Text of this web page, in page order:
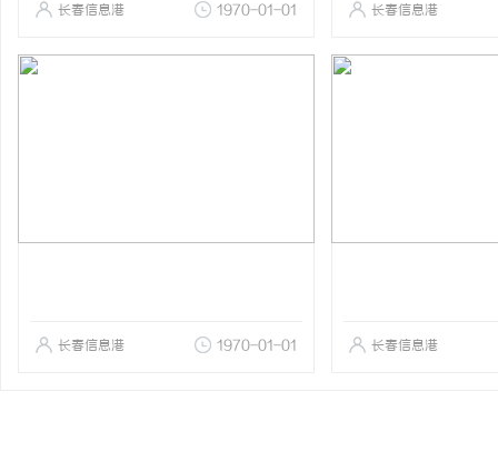
长春信息港 1970-01-01 长春信息港
长春信息港 1970-01-01 长春信息港